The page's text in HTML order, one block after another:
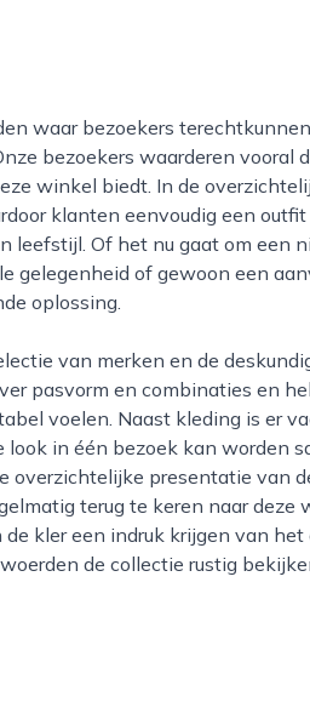
bezoekers waarderen vooral
winkel biedt. In de
klanten eenvoudig een
leefstijl. Of het nu gaat om een
gelegenheid of gewoon een
oplossing.
pasvorm en combinaties en
voelen. Naast kleding is er
in één bezoek kan worden
overzichtelijke presentatie van
terug te keren naar deze
kler een indruk krijgen van
de collectie rustig